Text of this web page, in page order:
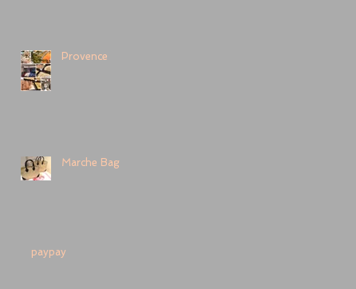
Provence
Marche Bag
paypay